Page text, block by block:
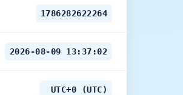
1786282623257
2026-08-09 13:37:03
UTC+0 (UTC)